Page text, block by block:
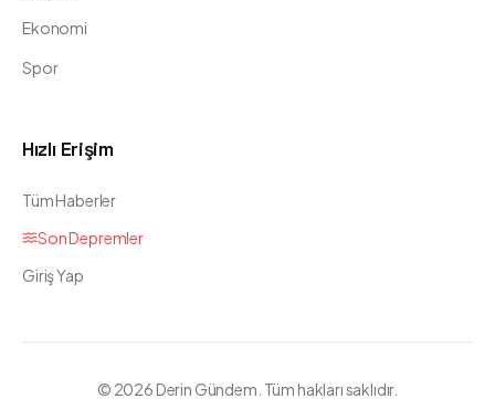
Ekonomi
Spor
Hızlı Erişim
Tüm Haberler
Son Depremler
Giriş Yap
© 2026 Derin Gündem. Tüm hakları saklıdır.